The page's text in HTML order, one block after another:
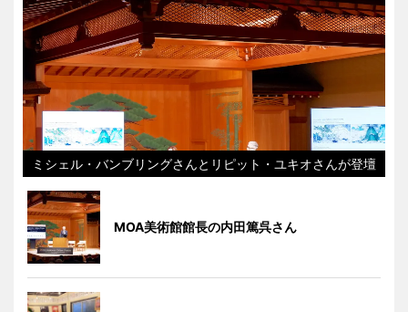
ミシェル・バンブリングさんとリピット・ユキオさんが登壇
MOA美術館館長の内田篤呉さん